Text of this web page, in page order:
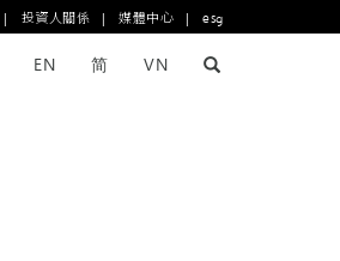
| 投資人關係 | 媒體中心 | esg
EN 简 VN